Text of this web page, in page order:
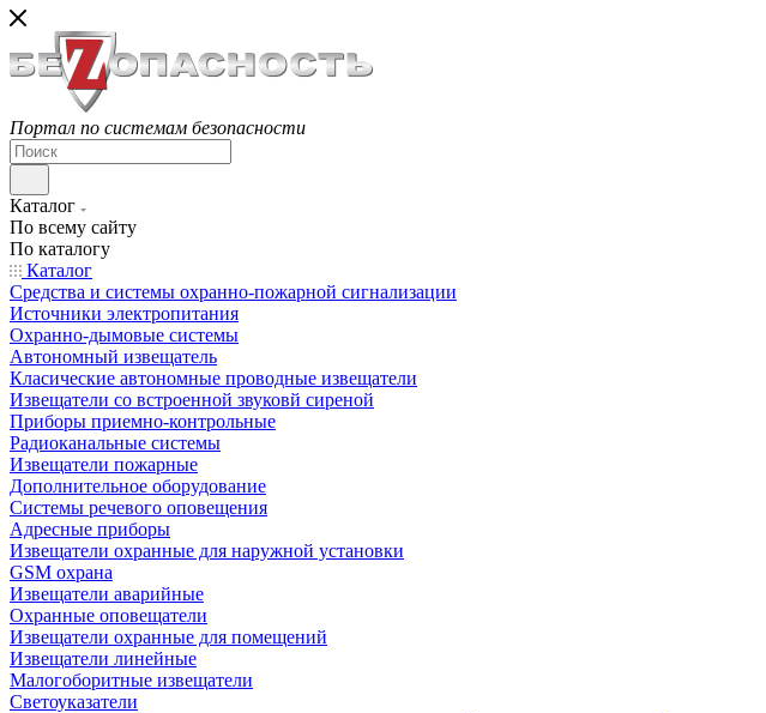
Портал по системам безопасности
Каталог
По всему сайту
По каталогу
Каталог
Средства и системы охранно-пожарной сигнализации
Источники электропитания
Охранно-дымовые системы
Автономный извещатель
Класические автономные проводные извещатели
Извещатели со встроенной звуковй сиреной
Приборы приемно-контрольные
Радиоканальные системы
Извещатели пожарные
Дополнительное оборудование
Системы речевого оповещения
Адресные приборы
Извещатели охранные для наружной установки
GSM охрана
Извещатели аварийные
Охранные оповещатели
Извещатели охранные для помещений
Извещатели линейные
Малогоборитные извещатели
Светоуказатели